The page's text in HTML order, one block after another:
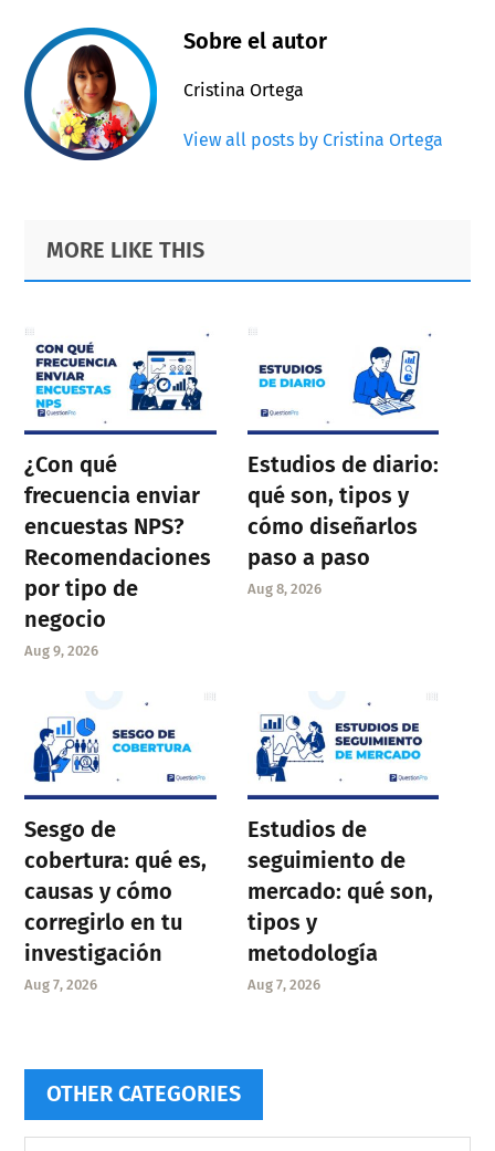
Sobre el autor
Cristina Ortega
View all posts by Cristina Ortega
Primary
Sidebar
Footer
MORE LIKE THIS
¿Con qué
frecuencia enviar
encuestas NPS?
Recomendaciones
por tipo de
negocio
Aug 9, 2026
Estudios de diario:
qué son, tipos y
cómo diseñarlos
paso a paso
Aug 8, 2026
Sesgo de
cobertura: qué es,
causas y cómo
corregirlo en tu
investigación
Aug 7, 2026
Estudios de
seguimiento de
mercado: qué son,
tipos y
metodología
Aug 7, 2026
OTHER CATEGORIES